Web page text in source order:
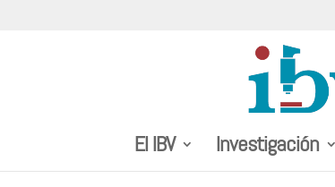
El IBV Investigación